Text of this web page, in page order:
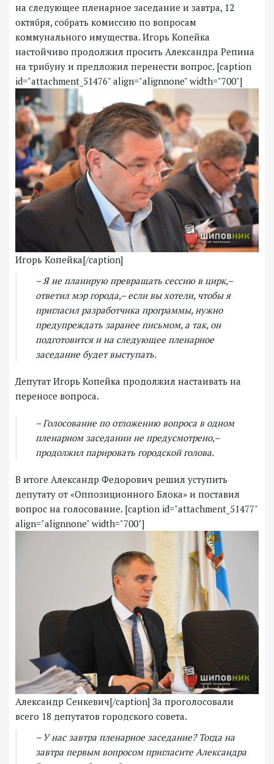
на следующее пленарное заседание и завтра, 12
октября, собрать комиссию по вопросам
коммунального имущества. Игорь Копейка
настойчиво продолжил просить Александра Репина
на трибуну и предложил перенести вопрос. [caption
id="attachment_51476" align="alignnone" width="700"]
Игорь Копейка[/caption]
– Я не планирую превращать сессию в цирк,–
ответил мэр города,– если вы хотели, чтобы я
пригласил разработчика программы, нужно
предупреждать заранее письмом, а так, он
подготовится и на следующее пленарное
заседание будет выступать.
Депутат Игорь Копейка продолжил настаивать на
переносе вопроса.
– Голосование по отложению вопроса в одном
пленарном заседании не предусмотрено,–
продолжил парировать городской голова.
В итоге Александр Федорович решил уступить
депутату от «Оппозиционного Блока» и поставил
вопрос на голосование. [caption id="attachment_51477"
align="alignnone" width="700"]
Александр Сенкевич[/caption] За проголосовали
всего 18 депутатов городского совета.
– У нас завтра пленарное заседание? Тогда на
завтра первым вопросом пригласите Александра